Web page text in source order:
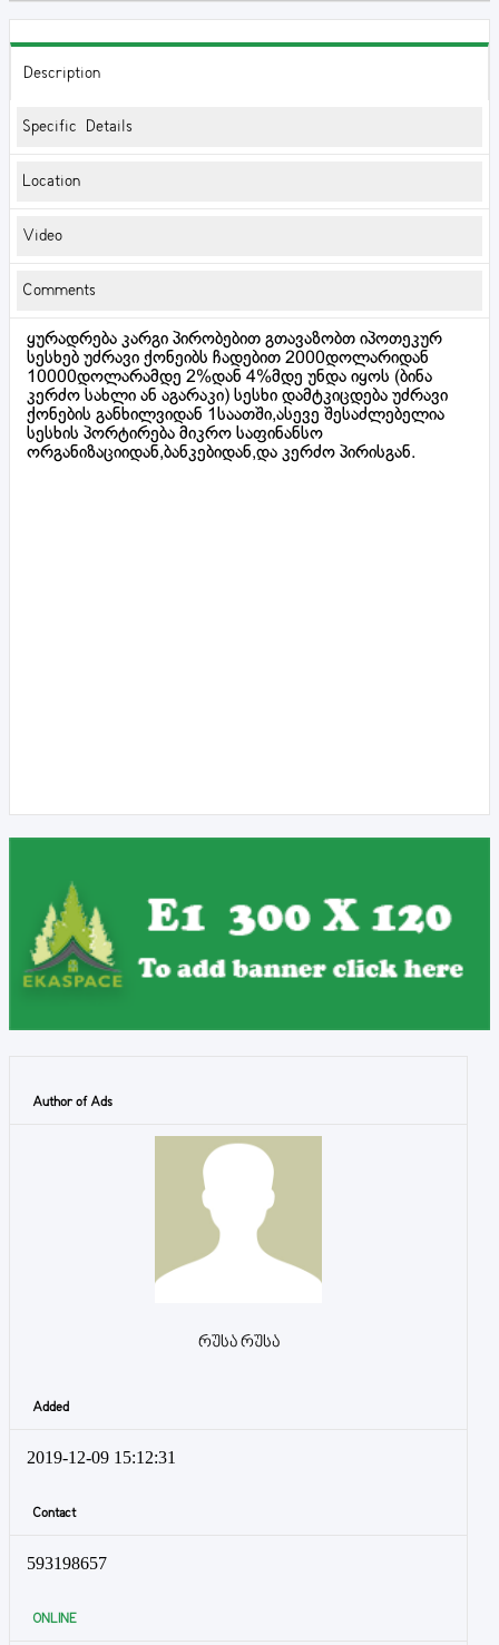
Description
Specific Details
Location
Video
Comments
ყურადრება კარგი პირობებით გთავაზობთ იპოთეკურ
სესხებ უძრავი ქონეიბს ჩადებით 2000დოლარიდან
10000დოლარამდე 2%დან 4%მდე უნდა იყოს (ბინა
კერძო სახლი ან აგარაკი) სესხი დამტკიცდება უძრავი
ქონების განხილვიდან 1საათში,ასევე შესაძლებელია
სესხის პორტირება მიკრო საფინანსო
ორგანიზაციიდან,ბანკებიდან,და კერძო პირისგან.
Author of Ads
რუსა რუსა
Added
2019-12-09 15:12:31
Contact
593198657
ONLINE